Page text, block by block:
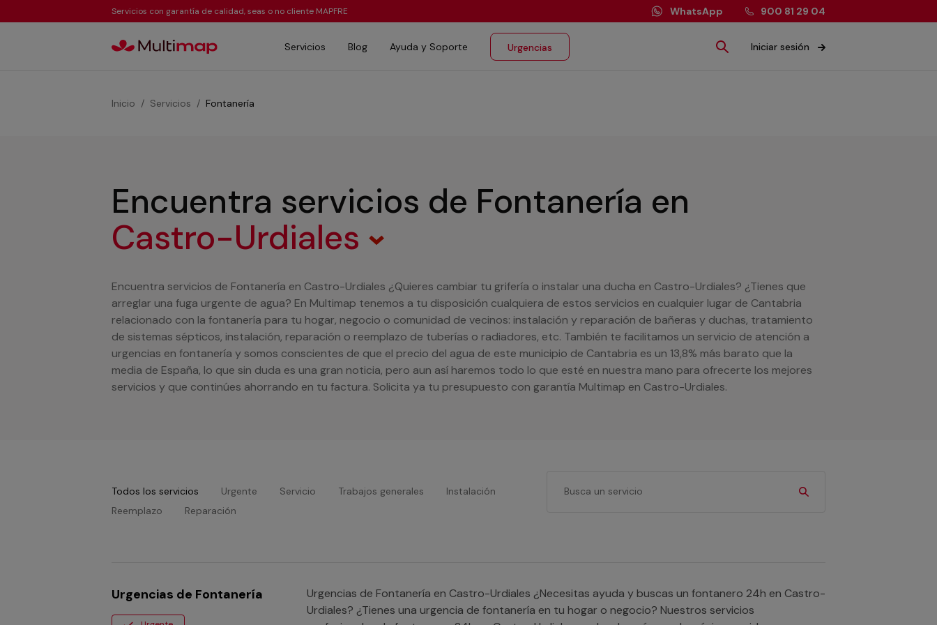
Servicios con garantía de calidad, seas o no cliente MAPFRE WhatsApp 900 81 29 04
Servicios Blog Ayuda y Soporte Urgencias Iniciar sesión
Inicio Servicios Fontanería
Encuentra servicios de Fontanería en
Castro-Urdiales
Encuentra servicios de Fontanería en Castro-Urdiales ¿Quieres cambiar tu grifería o instalar una ducha en Castro-Urdiales? ¿Tienes que
arreglar una fuga urgente de agua? En Multimap tenemos a tu disposición cualquiera de estos servicios en cualquier lugar de Cantabria
relacionado con la fontanería para tu hogar, negocio o comunidad de vecinos: instalación y reparación de bañeras y duchas, tratamiento
de sistemas sépticos, instalación, reparación o reemplazo de tuberías o radiadores, etc. También te facilitamos un servicio de atención a
urgencias en fontanería y somos conscientes de que el precio del agua de este municipio de Cantabria es un 13,8% más barato que la
media de España, lo que sin duda es una gran noticia, pero aun así haremos todo lo que esté en nuestra mano para ofrecerte los mejores
servicios y que continúes ahorrando en tu factura. Solicita ya tu presupuesto con garantía Multimap en Castro-Urdiales.
Todos los servicios Urgente Servicio Trabajos generales
Instalación
Reemplazo
Reparación
Urgencias de Fontanería
Urgencias de Fontanería en Castro-Urdiales ¿Necesitas ayuda y buscas un fontanero 24h en Castro-
Urdiales? ¿Tienes una urgencia de fontanería en tu hogar o negocio? Nuestros servicios